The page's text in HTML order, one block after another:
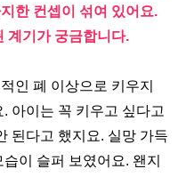
한 컨셉이 섞여 있어요.
계기가 궁금합니다.
인 폐 이상으로 키우지
. 아이는 꼭 키우고 싶다고
된다고 했지요. 실망 가득
이 슬퍼 보였어요. 왠지